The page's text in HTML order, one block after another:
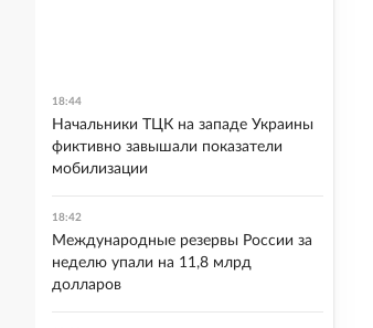
18:44
Начальники ТЦК на западе Украины
фиктивно завышали показатели
мобилизации
18:42
Международные резервы России за
неделю упали на 11,8 млрд
долларов